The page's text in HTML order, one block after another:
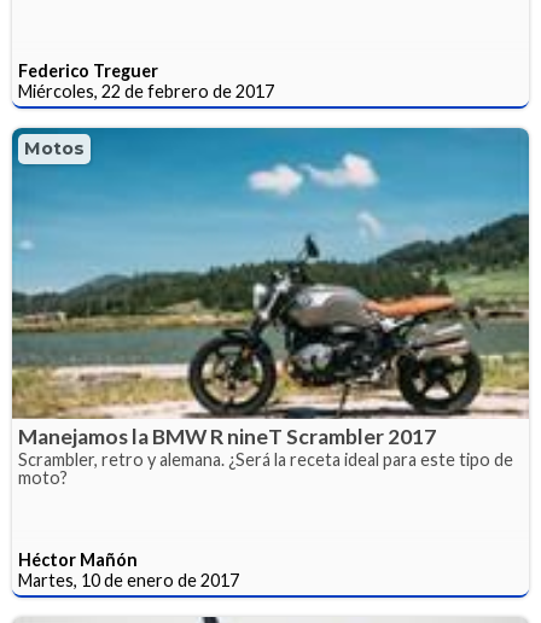
Federico Treguer
Miércoles, 22 de febrero de 2017
Motos
Manejamos la BMW R nineT Scrambler 2017
Scrambler, retro y alemana. ¿Será la receta ideal para este tipo de
moto?
Héctor Mañón
Martes, 10 de enero de 2017